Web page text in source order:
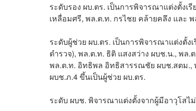
ระดับรอง ผบ.ตร. เป็นการพิจารณาแต่งตั้งเ
เหลื่อมศรี, พล.ต.ท. กรไชย คล้ายคลึง และ
ระดับผู้ช่วย ผบ.ตร. เป็นการพิจารณาแต่งตั้ง
ตำรวจ), พล.ต.ท. ธิติ แสงสว่าง ผบช.น., พล
พล.ต.ท. อิทธิพล อิทธิสารรณชัย ผบช.สตม.,
ผบช.ภ.4 ขึ้นเป็นผู้ช่วย ผบ.ตร.
ระดับ ผบช. พิจารณาแต่งตั้งจากผู้มีอาวุโสไ